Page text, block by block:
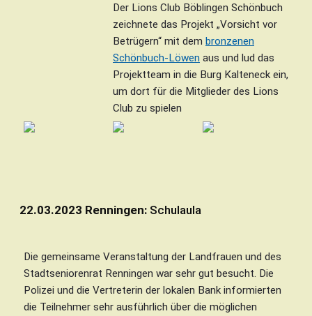
Der Lions Club Böblingen Schönbuch
zeichnete das Projekt „Vorsicht vor
Betrügern“ mit dem bronzenen
Schönbuch-Löwen aus und lud das
Projektteam in die Burg Kalteneck ein,
um dort für die Mitglieder des Lions
Club zu spielen
22.03.2023 Renningen: Schulaula
Die gemeinsame Veranstaltung der Landfrauen und des
Stadtseniorenrat Renningen war sehr gut besucht. Die
Polizei und die Vertreterin der lokalen Bank informierten
die Teilnehmer sehr ausführlich über die möglichen